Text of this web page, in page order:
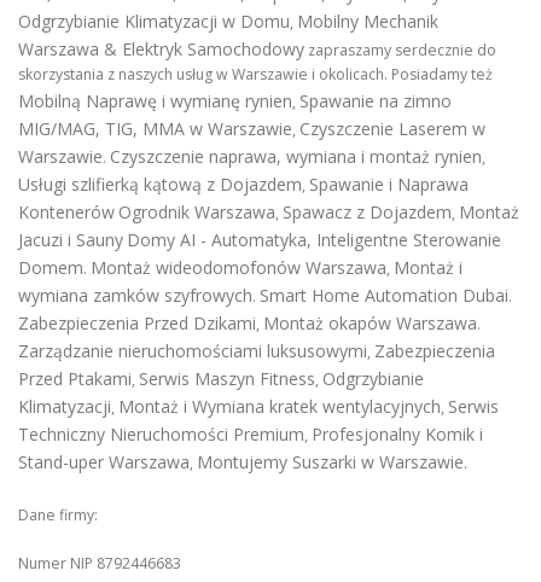
Odgrzybianie Klimatyzacji w Domu, Mobilny Mechanik
Warszawa & Elektryk Samochodowy zapraszamy serdecznie do
skorzystania z naszych usług w Warszawie i okolicach. Posiadamy też
Mobilną Naprawę i wymianę rynien, Spawanie na zimno
MIG/MAG, TIG, MMA w Warszawie, Czyszczenie Laserem w
Warszawie. Czyszczenie naprawa, wymiana i montaż rynien,
Usługi szlifierką kątową z Dojazdem, Spawanie i Naprawa
Kontenerów Ogrodnik Warszawa, Spawacz z Dojazdem, Montaż
Jacuzi i Sauny Domy AI - Automatyka, Inteligentne Sterowanie
Domem. Montaż wideodomofonów Warszawa, Montaż i
wymiana zamków szyfrowych. Smart Home Automation Dubai.
Zabezpieczenia Przed Dzikami, Montaż okapów Warszawa.
Zarządzanie nieruchomościami luksusowymi, Zabezpieczenia
Przed Ptakami, Serwis Maszyn Fitness, Odgrzybianie
Klimatyzacji, Montaż i Wymiana kratek wentylacyjnych, Serwis
Techniczny Nieruchomości Premium, Profesjonalny Komik i
Stand-uper Warszawa, Montujemy Suszarki w Warszawie.
Dane firmy:
Numer NIP 8792446683